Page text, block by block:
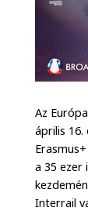
Az
április 16.
a 35 ezer
Interrail